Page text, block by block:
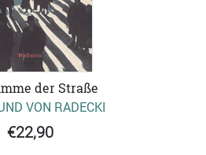
der Straße
VON RADECKI
€22,90